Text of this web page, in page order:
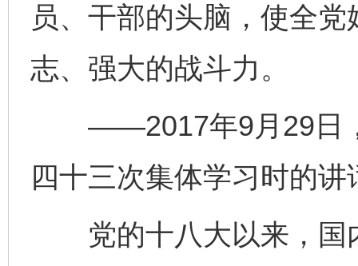
员、干部的头脑，使全
志、强大的战斗力。
——2017年9月29日，
四十三次集体学习时的讲
党的十八大以来，国